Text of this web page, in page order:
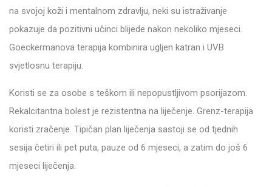
na svojoj koži i mentalnom zdravlju, neki su istraživanje
pokazuje da pozitivni učinci blijede nakon nekoliko mjeseci.
Goeckermanova terapija kombinira ugljen katran i UVB
svjetlosnu terapiju.
Koristi se za osobe s teškom ili nepopustljivom psorijazom.
Rekalcitantna bolest je rezistentna na liječenje. Grenz-terapija
koristi zračenje. Tipičan plan liječenja sastoji se od tjednih
sesija četiri ili pet puta, pauze od 6 mjeseci, a zatim do još 6
mjeseci liječenja.